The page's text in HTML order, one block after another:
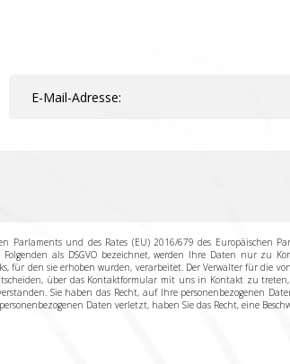
Parlaments und des Rates (EU) 2016/679 des
als DSGVO bezeichnet, werden Ihre Daten nur zu
für den sie erhoben wurden, verarbeitet. Der Verwalter für die
über das Kontaktformular mit uns in Kontakt zu
Sie haben das Recht, auf Ihre personenbezogenen
Daten verletzt, haben Sie das Recht, eine